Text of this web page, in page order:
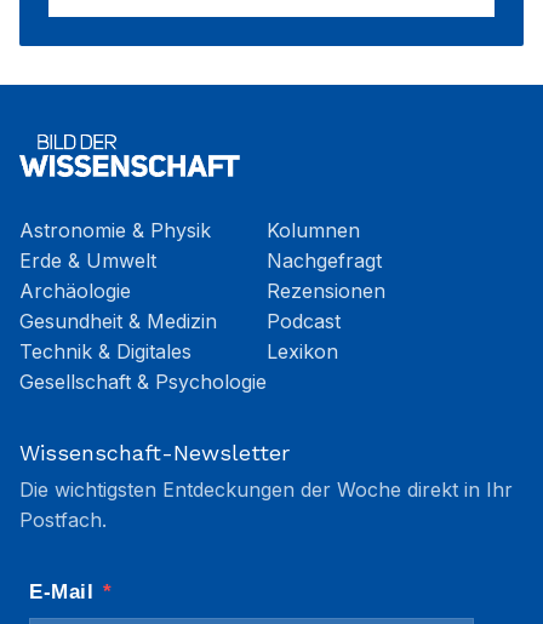
Astronomie & Physik
Erde & Umwelt
Archäologie
Gesundheit & Medizin
Technik & Digitales
Gesellschaft & Psychologie
Kolumnen
Nachgefragt
Rezensionen
Podcast
Lexikon
Wissenschaft-Newsletter
Die wichtigsten Entdeckungen der Woche direkt in Ihr
Postfach.